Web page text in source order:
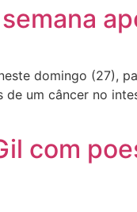
domingo (27),
um câncer no
com